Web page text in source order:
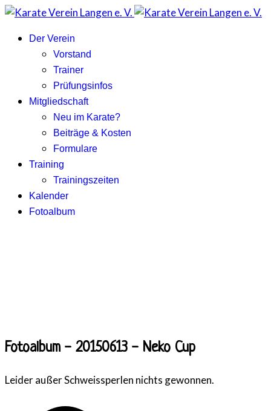
Der Verein
Vorstand
Trainer
Prüfungsinfos
Mitgliedschaft
Neu im Karate?
Beiträge & Kosten
Formulare
Training
Trainingszeiten
Kalender
Fotoalbum
Fotoalbum - 20150613 - Neko Cup
Leider außer Schweissperlen nichts gewonnen.